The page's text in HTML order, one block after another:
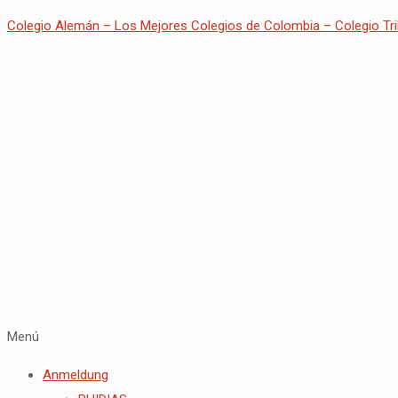
Colegio Alemán – Los Mejores Colegios de Colombia – Colegio
Menú
Anmeldung